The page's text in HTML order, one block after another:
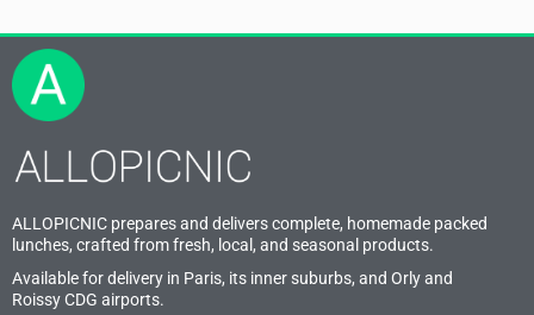
ALLOPICNIC prepares and delivers complete, homemade packed
lunches, crafted from fresh, local, and seasonal products.
Available for delivery in Paris, its inner suburbs, and Orly and
Roissy CDG airports.